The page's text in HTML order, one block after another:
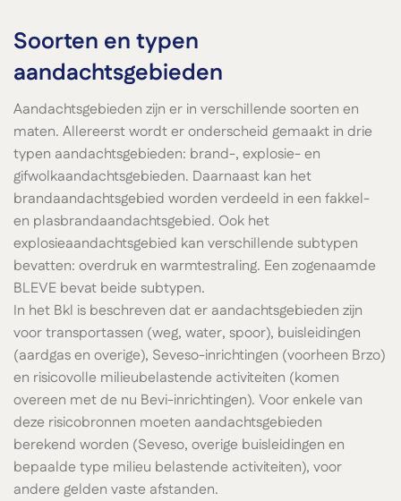
Soorten en typen
aandachtsgebieden
Aandachtsgebieden zijn er in verschillende soorten en
maten. Allereerst wordt er onderscheid gemaakt in drie
typen aandachtsgebieden: brand-, explosie- en
gifwolkaandachtsgebieden. Daarnaast kan het
brandaandachtsgebied worden verdeeld in een fakkel-
en plasbrandaandachtsgebied. Ook het
explosieaandachtsgebied kan verschillende subtypen
bevatten: overdruk en warmtestraling. Een zogenaamde
BLEVE bevat beide subtypen.
In het Bkl is beschreven dat er aandachtsgebieden zijn
voor transportassen (weg, water, spoor), buisleidingen
(aardgas en overige), Seveso-inrichtingen (voorheen Brzo)
en risicovolle milieubelastende activiteiten (komen
overeen met de nu Bevi-inrichtingen). Voor enkele van
deze risicobronnen moeten aandachtsgebieden
berekend worden (Seveso, overige buisleidingen en
bepaalde type milieu belastende activiteiten), voor
andere gelden vaste afstanden.